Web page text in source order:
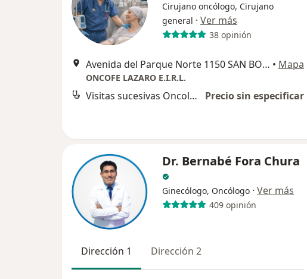
Cirujano oncólogo, Cirujano
general · Ver más
38 opinión
Avenida del Parque Norte 1150 SAN BORJA, San Borja • Mapa
ONCOFE LAZARO E.I.R.L.
Visitas sucesivas Oncología Precio sin especificar
Dr. Bernabé Fora Chura
Ginecólogo, Oncólogo · Ver más
409 opinión
Dirección 1 Dirección 2